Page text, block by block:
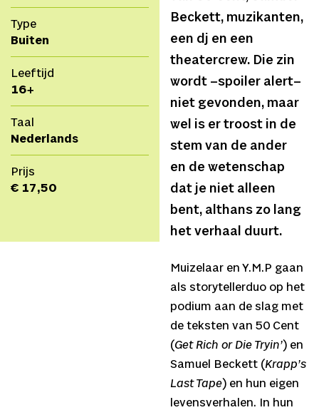
Type
Buiten
Leeftijd
16+
Taal
Nederlands
Prijs
€ 17,50
Beckett, muzikanten,
een dj en een
theatercrew. Die zin
wordt –spoiler alert–
niet gevonden, maar
wel is er troost in de
stem van de ander
en de wetenschap
dat je niet alleen
bent, althans zo lang
het verhaal duurt.
Muizelaar en Y.M.P gaan
als storytellerduo op het
podium aan de slag met
de teksten van 50 Cent
(Get Rich or Die Tryin’) en
Samuel Beckett (Krapp’s
Last Tape) en hun eigen
levensverhalen. In hun